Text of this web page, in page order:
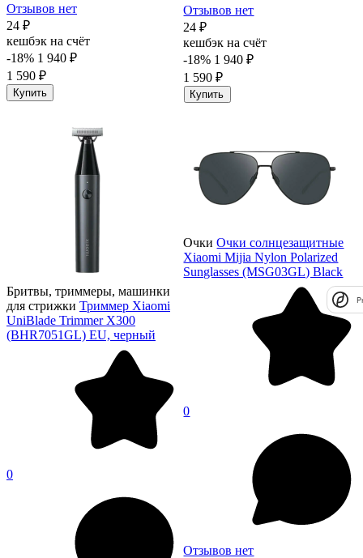
Отзывов нет
24 ₽
кешбэк на счёт
-18% 1 940 ₽
1 590 ₽
Купить
Отзывов нет
24 ₽
кешбэк на счёт
-18% 1 940 ₽
1 590 ₽
Купить
Бритвы, триммеры, машинки
для стрижки Триммер Xiaomi
UniBlade Trimmer X300
(BHR7051GL) EU, черный
0
Очки Очки солнцезащитные
Xiaomi Mijia Nylon Polarized
Sunglasses (MSG03GL) Black
0
Отзывов нет